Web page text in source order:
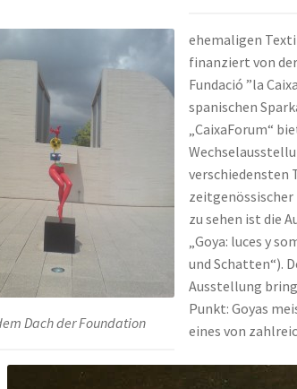
Dach der Foundation
ehemaligen
finanziert von
Fundació ”la
spanischen
„CaixaForum“
verschiedensten
zeitgenössischer
zu sehen ist die
„Goya: luces y
und Schatten“).
Ausstellung
Punkt: Goyas
eines von